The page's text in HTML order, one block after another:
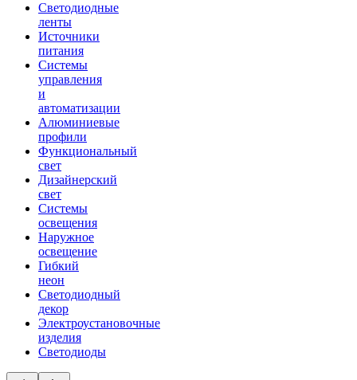
Светодиодные
ленты
Источники
питания
Системы
управления
и
автоматизации
Алюминиевые
профили
Функциональный
свет
Дизайнерский
свет
Системы
освещения
Наружное
освещение
Гибкий
неон
Светодиодный
декор
Электроустановочные
изделия
Светодиоды